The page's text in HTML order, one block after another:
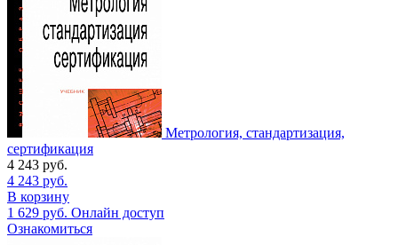
Метрология, стандартизация,
сертификация
4 243 руб.
4 243 руб.
В корзину
1 629 руб. Онлайн доступ
Ознакомиться